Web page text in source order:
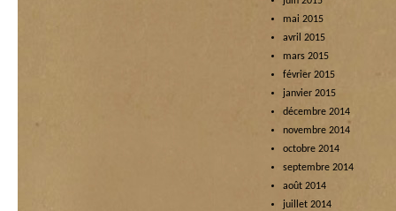
mai 2015
avril 2015
mars 2015
février 2015
janvier 2015
décembre 2014
novembre 2014
octobre 2014
septembre 2014
août 2014
juillet 2014